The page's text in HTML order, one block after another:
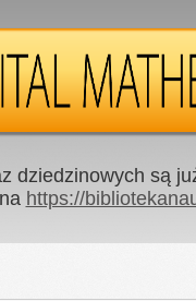
dziedzinowych są
https://